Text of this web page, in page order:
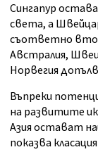
Сингапур
света, а
съответно
Австралия,
Норвегия
Въпреки
на развитите
Азия остават
показва